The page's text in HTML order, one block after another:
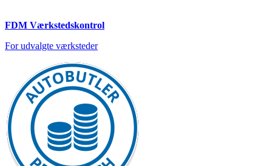
FDM Værkstedskontrol
For udvalgte værksteder